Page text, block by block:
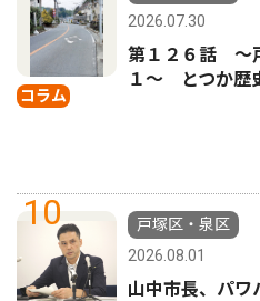
コラム
2026.07.30
第１２６話 〜
１〜 とつか歴
10
戸塚区・泉区
2026.08.01
山中市長、パワ